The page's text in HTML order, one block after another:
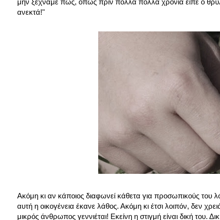
μην ξεχνάμε πως, όπως πριν πολλά πολλά χρόνια είπε ο
ανεκτά!"
Ακόμη κι αν κάποιος διαφωνεί κάθετα για προσωπικούς του
αυτή η οικογένεια έκανε λάθος. Ακόμη κι έτσι λοιπόν, δεν
μικρός άνθρωπος γεννιέται! Εκείνη η στιγμή είναι δική του.